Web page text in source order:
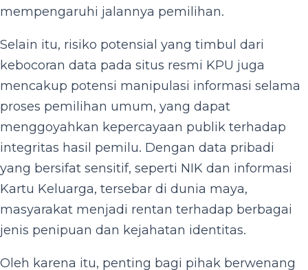
mempengaruhi jalannya pemilihan.
Selain itu, risiko potensial yang timbul dari
kebocoran data pada situs resmi KPU juga
mencakup potensi manipulasi informasi selama
proses pemilihan umum, yang dapat
menggoyahkan kepercayaan publik terhadap
integritas hasil pemilu. Dengan data pribadi
yang bersifat sensitif, seperti NIK dan informasi
Kartu Keluarga, tersebar di dunia maya,
masyarakat menjadi rentan terhadap berbagai
jenis penipuan dan kejahatan identitas.
Oleh karena itu, penting bagi pihak berwenang